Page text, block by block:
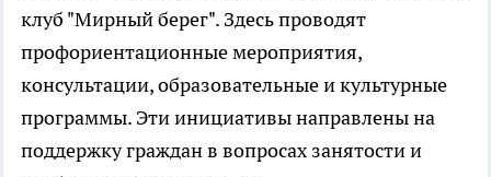
клуб "Мирный берег". Здесь проводят
профориентационные мероприятия,
консультации, образовательные и культурные
программы. Эти инициативы направлены на
поддержку граждан в вопросах занятости и